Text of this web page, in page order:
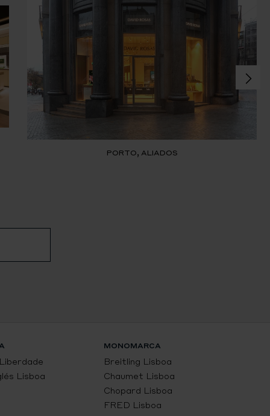
PORTO, ALIADOS
Lisboa
MONOMARCA
Breitling Lisboa
Chaumet Lisboa
Chopard Lisboa
FRED Lisboa